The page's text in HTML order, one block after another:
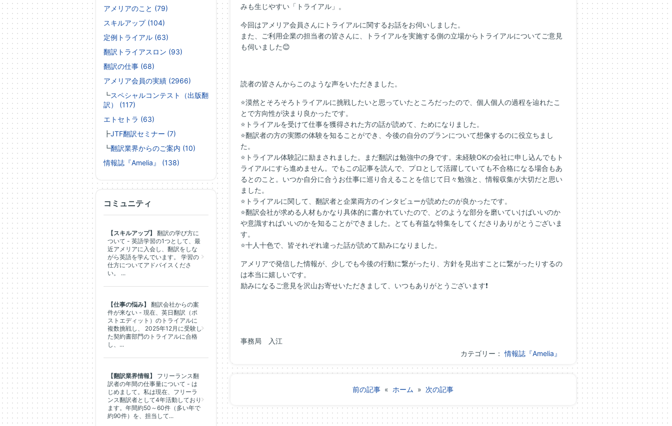
みも生じやすい「トライアル」。
今回はアメリア会員さんにトライアルに関するお話をお伺いしました。
また、ご利用企業の担当者の皆さんに、トライアルを実施する側の立場からトライアルについてご意見
も伺いました😊
読者の皆さんからこのような声をいただきました。
⭐漠然とそろそろトライアルに挑戦したいと思っていたところだったので、個人個人の過程を辿れたこ
とで方向性が決まり良かったです。
⭐トライアルを受けて仕事を獲得された方の話が読めて、ためになりました。
⭐翻訳者の方の実際の体験を知ることができ、今後の自分のプランについて想像するのに役立ちまし
た。
⭐トライアル体験記に励まされました。まだ翻訳は勉強中の身です。未経験OKの会社に申し込んでもト
ライアルにすら進めません。でもこの記事を読んで、プロとして活躍していても不合格になる場合もあ
るとのこと。いつか自分に合うお仕事に巡り合えることを信じて日々勉強と、情報収集が大切だと思い
ました。
⭐トライアルに関して、翻訳者と企業両方のインタビューが読めたのが良かったです。
⭐翻訳会社が求める人材もかなり具体的に書かれていたので、どのような部分を磨いていけばいいのか
や意識すればいいのかを知ることができました。とても有益な特集をしてくださりありがとうございま
す。
⭐十人十色で、皆それぞれ違った話が読めて励みになりました。
アメリアで発信した情報が、少しでも今後の行動に繋がったり、方針を見出すことに繋がったりするの
は本当に嬉しいです。
励みになるご意見を沢山お寄せいただきまして、いつもありがとうございます❗
事務局 入江
カテゴリー：情報誌『Amelia』
前の記事 « ホーム » 次の記事
アメリアのこと (79)
スキルアップ (104)
定例トライアル (63)
翻訳トライアスロン (93)
翻訳の仕事 (68)
アメリア会員の実績 (2966)
┗スペシャルコンテスト（出版翻
訳） (117)
エトセトラ (63)
┣JTF翻訳セミナー (7)
┗翻訳業界からのご案内 (10)
情報誌『Amelia』 (138)
コミュニティ
【スキルアップ】
翻訳の学び方に
ついて - 英語学習の1つとして、最
近アメリアに入会し、翻訳をしな
がら英語を学んでいます。 学習の
仕方についてアドバイスくださ
い。 ...
【仕事の悩み】
翻訳会社からの案
件が来ない - 現在、英日翻訳（ポ
ストエディット）のトライアルに
複数挑戦し、 2025年12月に受験し
た契約書部門のトライアルに合格
し、...
【翻訳業界情報】
フリーランス翻
訳者の年間の仕事量について - は
じめまして。私は現在、フリーラ
ンス翻訳者として4年活動しており
ます。年間約50～60件（多い年で
約90件）を、担当して...